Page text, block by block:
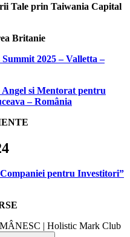
Tale prin Taiwania Capital
Britanie
2025 – Valletta –
Angel si Mentorat pentru
– România
pentru Investitori”
| Holistic Mark Club